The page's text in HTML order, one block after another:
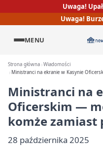
Uwaga!
Uwaga!
MENU
Strona główna Wiadomości
Ministranci na ekranie w Kasynie
Ministranci na
Oficerskim —
komże zamiast
28 października 2025